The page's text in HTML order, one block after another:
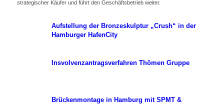
strategischer Käufer und führt den Geschäftsbetrieb weiter.
Aufstellung der Bronzeskulptur „Crush“ in der
Hamburger HafenCity
Insvolvenzantragsverfahren Thömen Gruppe
Brückenmontage in Hamburg mit SPMT &